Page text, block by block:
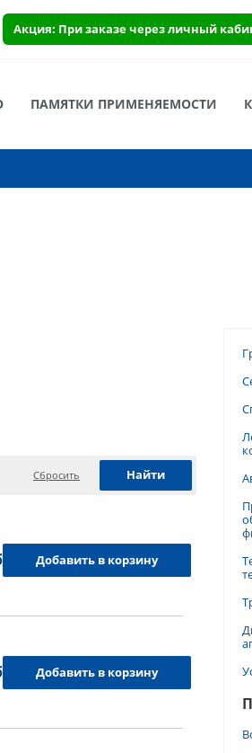
Акция: При заказе через личный
ПАМЯТКИ ПРИМЕНЯЕМОСТИ
Сбросить
Добавить в корзину
Добавить в корзину